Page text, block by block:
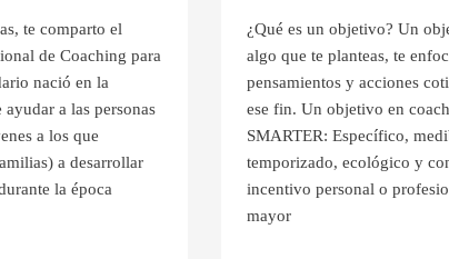
te comparto el
de Coaching para
nació en la
a las personas
a los que
a desarrollar
la época
¿Qué es un objetivo? Un
algo que te planteas, te
pensamientos y acciones
ese fin. Un objetivo en
SMARTER: Específico,
temporizado, ecológico y
incentivo personal o
mayor